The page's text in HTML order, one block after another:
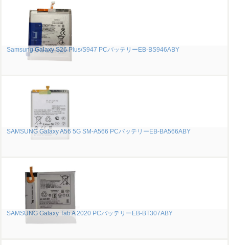
Samsung Galaxy S26 Plus/S947 PCバッテリーEB-BS946ABY
SAMSUNG Galaxy A56 5G SM-A566 PCバッテリーEB-BA566ABY
SAMSUNG Galaxy Tab A 2020 PCバッテリーEB-BT307ABY